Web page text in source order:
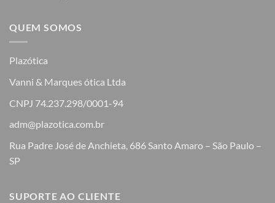
QUEM SOMOS
Plazótica
Vanni & Marques ótica Ltda
CNPJ 74.237.298/0001-94
adm@plazotica.com.br
Rua Padre José de Anchieta, 686 Santo Amaro – São Paulo –
SP
SUPORTE AO CLIENTE